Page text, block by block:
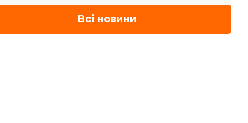
Всі новини